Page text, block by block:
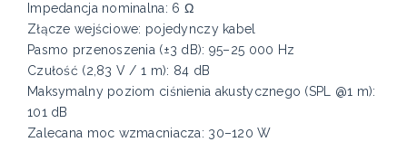
Impedancja nominalna: 6 Ω
Złącze wejściowe: pojedynczy kabel
Pasmo przenoszenia (±3 dB): 95–25 000 Hz
Czułość (2,83 V / 1 m): 84 dB
Maksymalny poziom ciśnienia akustycznego (SPL @1 m):
101 dB
Zalecana moc wzmacniacza: 30–120 W